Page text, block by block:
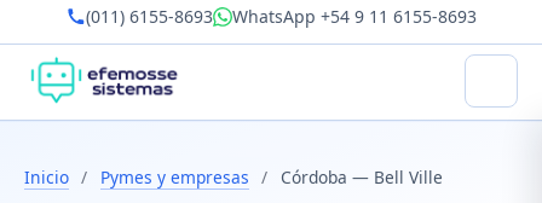
(011) 6155-8693
WhatsApp +54 9 11 6155-8693
Inicio / Pymes y empresas / Córdoba — Bell Ville